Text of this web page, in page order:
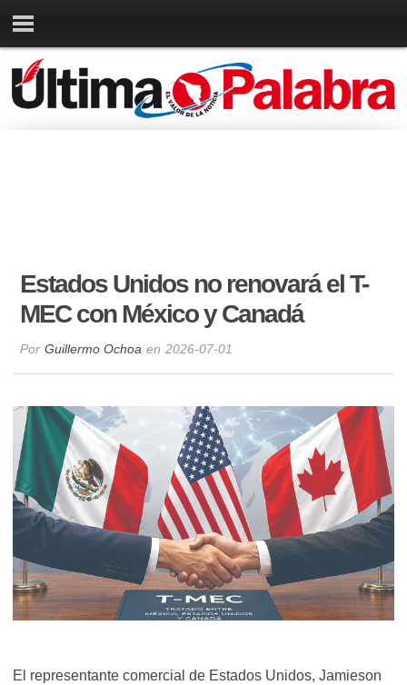
Estados Unidos no renovará el T-
MEC con México y Canadá
Por Guillermo Ochoa en 2026-07-01
El representante comercial de Estados Unidos, Jamieson